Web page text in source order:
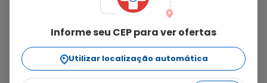
Informe seu CEP para ver ofertas
Utilizar localização automática
Ordenar Por
relevância